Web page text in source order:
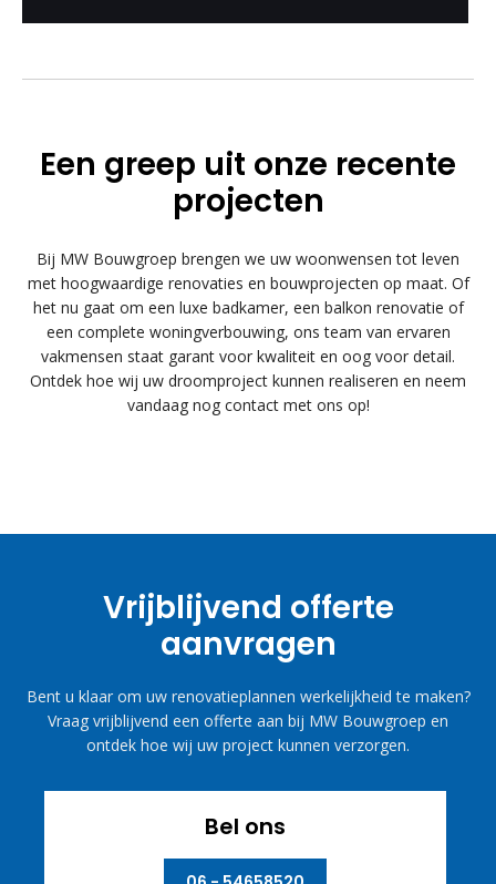
Een greep uit onze recente
projecten
Bij MW Bouwgroep brengen we uw woonwensen tot leven
met hoogwaardige renovaties en bouwprojecten op maat. Of
het nu gaat om een luxe badkamer, een balkon renovatie of
een complete woningverbouwing, ons team van ervaren
vakmensen staat garant voor kwaliteit en oog voor detail.
Ontdek hoe wij uw droomproject kunnen realiseren en neem
vandaag nog contact met ons op!
Vrijblijvend offerte
aanvragen
Bent u klaar om uw renovatieplannen werkelijkheid te maken?
Vraag vrijblijvend een offerte aan bij MW Bouwgroep en
ontdek hoe wij uw project kunnen verzorgen.
Bel ons